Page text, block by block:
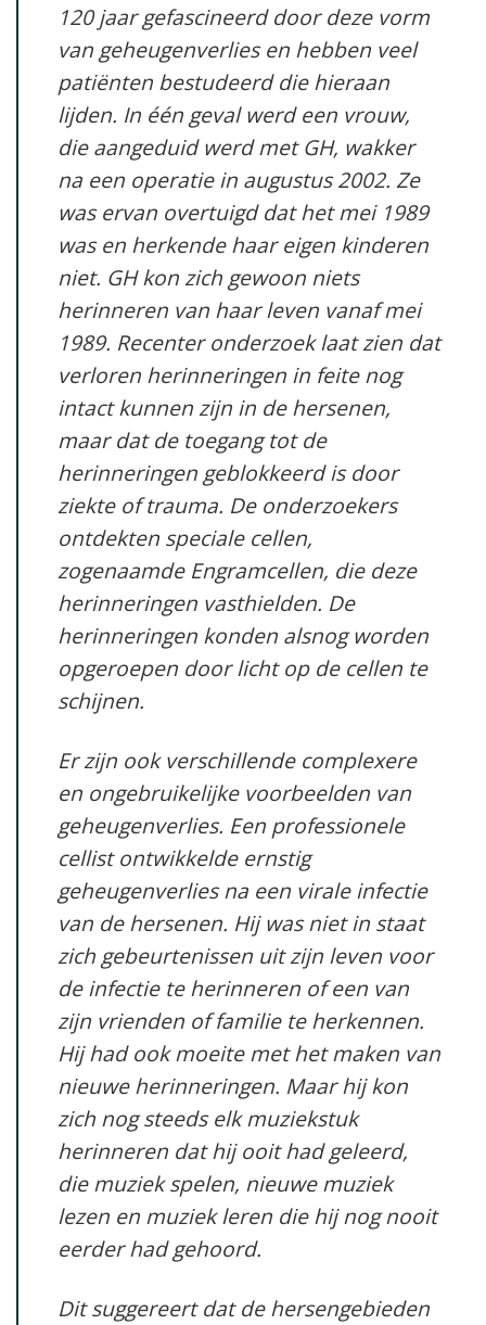
120 jaar gefascineerd door deze vorm
van geheugenverlies en hebben veel
patiënten bestudeerd die hieraan
lijden. In één geval werd een vrouw,
die aangeduid werd met GH, wakker
na een operatie in augustus 2002. Ze
was ervan overtuigd dat het mei 1989
was en herkende haar eigen kinderen
niet. GH kon zich gewoon niets
herinneren van haar leven vanaf mei
1989. Recenter onderzoek laat zien dat
verloren herinneringen in feite nog
intact kunnen zijn in de hersenen,
maar dat de toegang tot de
herinneringen geblokkeerd is door
ziekte of trauma. De onderzoekers
ontdekten speciale cellen,
zogenaamde Engramcellen, die deze
herinneringen vasthielden. De
herinneringen konden alsnog worden
opgeroepen door licht op de cellen te
schijnen.
Er zijn ook verschillende complexere
en ongebruikelijke voorbeelden van
geheugenverlies. Een professionele
cellist ontwikkelde ernstig
geheugenverlies na een virale infectie
van de hersenen. Hij was niet in staat
zich gebeurtenissen uit zijn leven voor
de infectie te herinneren of een van
zijn vrienden of familie te herkennen.
Hij had ook moeite met het maken van
nieuwe herinneringen. Maar hij kon
zich nog steeds elk muziekstuk
herinneren dat hij ooit had geleerd,
die muziek spelen, nieuwe muziek
lezen en muziek leren die hij nog nooit
eerder had gehoord.
Dit suggereert dat de hersengebieden